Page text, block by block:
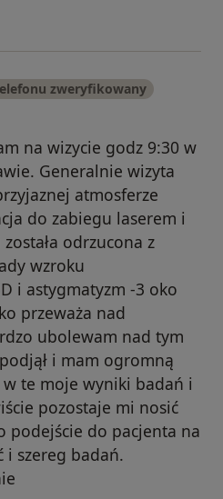
zweryfikowany
na wizycie godz 9:30 w
Generalnie wizyta
atmosferze
do zabiegu laserem i
odrzucona z
wzroku
i astygmatyzm -3 oko
przeważa nad
ubolewam nad tym
i mam ogromną
w te moje wyniki badań i
pozostaje mi nosić
podejście do pacjenta na
i szereg badań.